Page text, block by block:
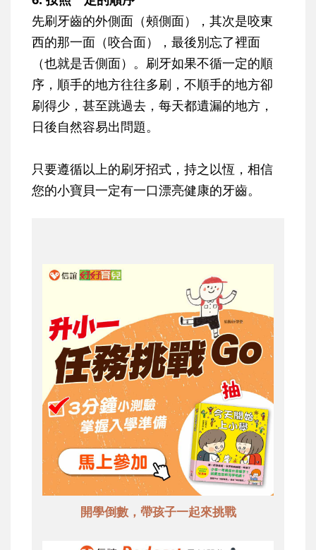
先刷牙齒的外側面（頰側面），其次是咬東
西的那一面（咬合面），最後別忘了裡面
（也就是舌側面）。刷牙如果不循一定的順
序，順手的地方往往多刷，不順手的地方卻
刷得少，甚至跳過去，每天都遺漏的地方，
日後自然容易出問題。
只要遵循以上的刷牙招式，持之以恆，相信
您的小寶貝一定有一口漂亮健康的牙齒。
開學倒數，帶孩子一起來挑戰